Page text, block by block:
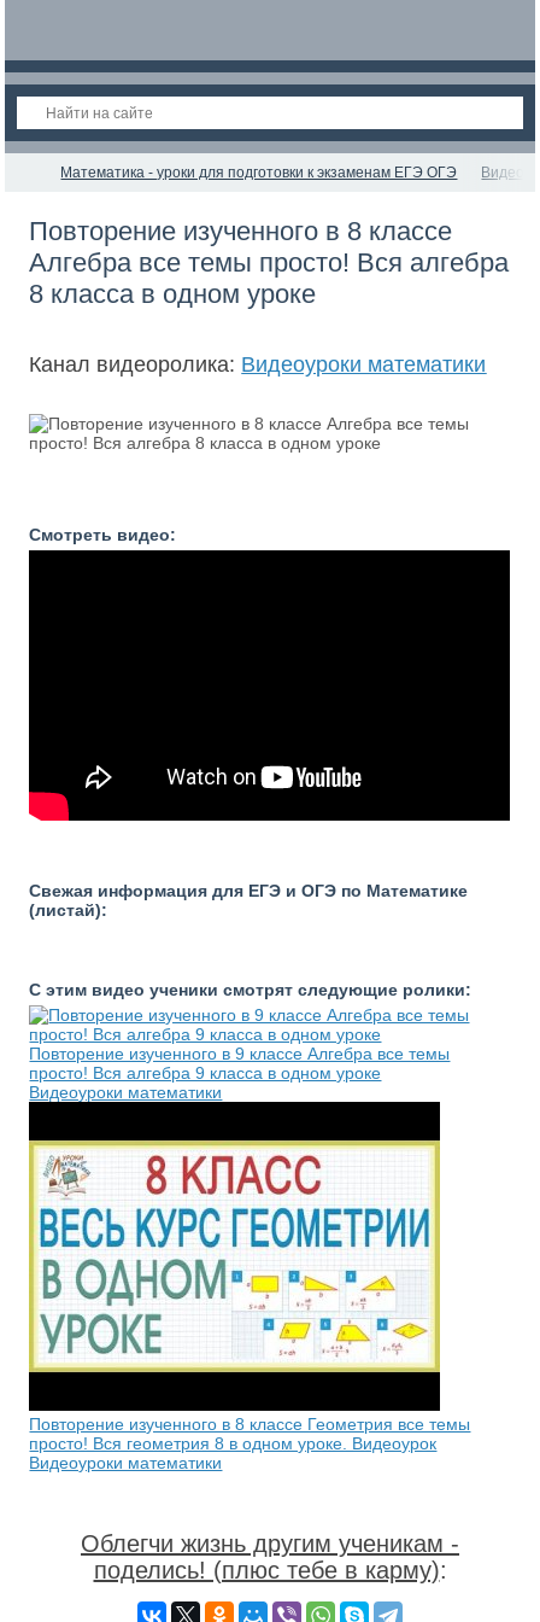
Математика - уроки для подготовки к экзаменам ЕГЭ ОГЭ
Повторение изученного в 8 классе
Алгебра все темы просто! Вся алгебра
8 класса в одном уроке
Канал видеоролика: Видеоуроки математики
Смотреть видео:
Свежая информация для ЕГЭ и ОГЭ по Математике
(листай):
С этим видео ученики смотрят следующие ролики:
Повторение изученного в 9 классе Алгебра все темы
просто! Вся алгебра 9 класса в одном уроке
Видеоуроки математики
Повторение изученного в 8 классе Геометрия все темы
просто! Вся геометрия 8 в одном уроке. Видеоурок
Видеоуроки математики
Облегчи жизнь другим ученикам -
поделись! (плюс тебе в карму):